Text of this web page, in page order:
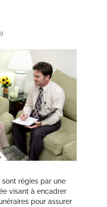
sont régies par une
visant à encadrer
pour assurer